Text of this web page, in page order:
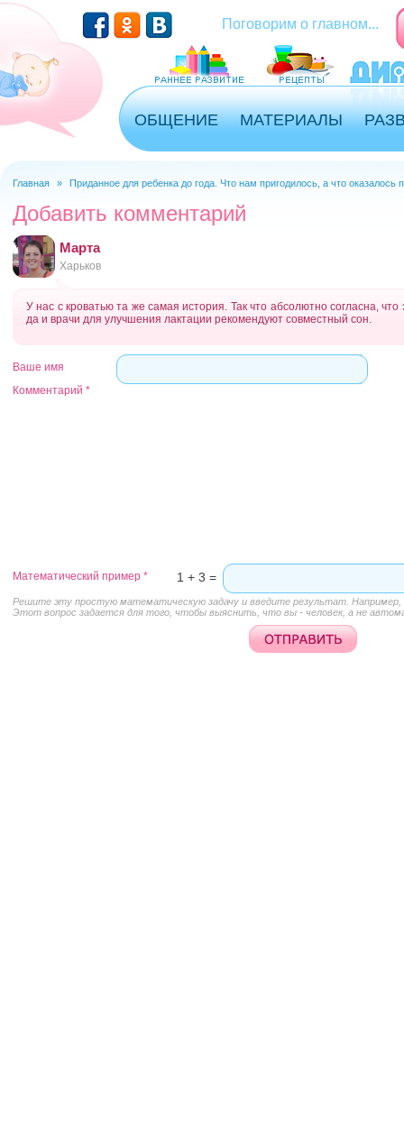
Перейти к основному содержанию
Поговорим о главном...
ОБЩЕНИЕ МАТЕРИАЛЫ
Главная » Приданное для ребенка до года. Что нам пригодилось, а что оказалось
Добавить комментарий
Марта
Харьков
У нас с кроватью та же самая история. Так что абсолютно согласна,
да и врачи для улучшения лактации рекомендуют совместный сон.
Ваше имя
Комментарий *
Этот вопрос задается для того, чтобы выяснить, что вы - человек, а не
Математический пример * 1 + 3 =
Решите эту простую математическую задачу и введите результат. Например,